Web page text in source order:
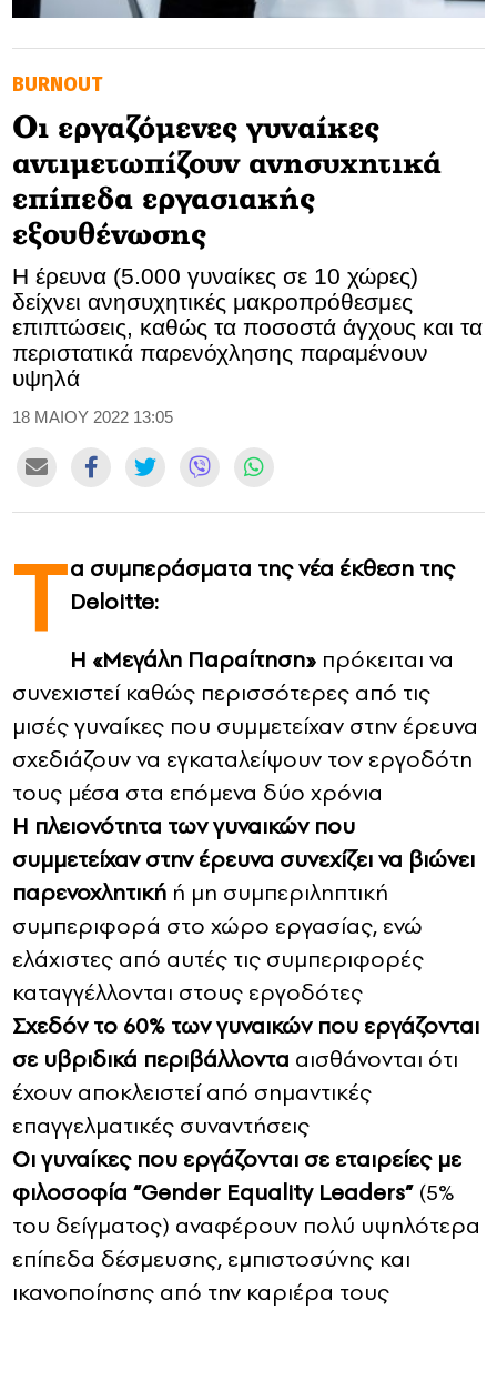
SOOZIE’S FRIENDS
CULTURE
TASTELAND
TECH
HEALTH
MEDIALAND
DRIVE
ADVERTISE
BURNOUT
Οι εργαζόμενες γυναίκες
αντιμετωπίζουν ανησυχητικά
επίπεδα εργασιακής
εξουθένωσης
Η έρευνα (5.000 γυναίκες σε 10 χώρες)
δείχνει ανησυχητικές μακροπρόθεσμες
επιπτώσεις, καθώς τα ποσοστά άγχους και τα
περιστατικά παρενόχλησης παραμένουν
υψηλά
18 ΜΑΙΟΥ 2022 13:05
Τ α συμπεράσματα της νέα έκθεση της
Deloitte:
Η «Μεγάλη Παραίτηση» πρόκειται να
συνεχιστεί καθώς περισσότερες από τις
μισές γυναίκες που συμμετείχαν στην έρευνα
σχεδιάζουν να εγκαταλείψουν τον εργοδότη
τους μέσα στα επόμενα δύο χρόνια
Η πλειονότητα των γυναικών που
συμμετείχαν στην έρευνα συνεχίζει να βιώνει
παρενοχλητική ή μη συμπεριληπτική
συμπεριφορά στο χώρο εργασίας, ενώ
ελάχιστες από αυτές τις συμπεριφορές
καταγγέλλονται στους εργοδότες
Σχεδόν το 60% των γυναικών που εργάζονται
σε υβριδικά περιβάλλοντα αισθάνονται ότι
έχουν αποκλειστεί από σημαντικές
επαγγελματικές συναντήσεις
Οι γυναίκες που εργάζονται σε εταιρείες με
φιλοσοφία “Gender Equality Leaders”(5%
του δείγματος) αναφέρουν πολύ υψηλότερα
επίπεδα δέσμευσης, εμπιστοσύνης και
ικανοποίησης από την καριέρα τους